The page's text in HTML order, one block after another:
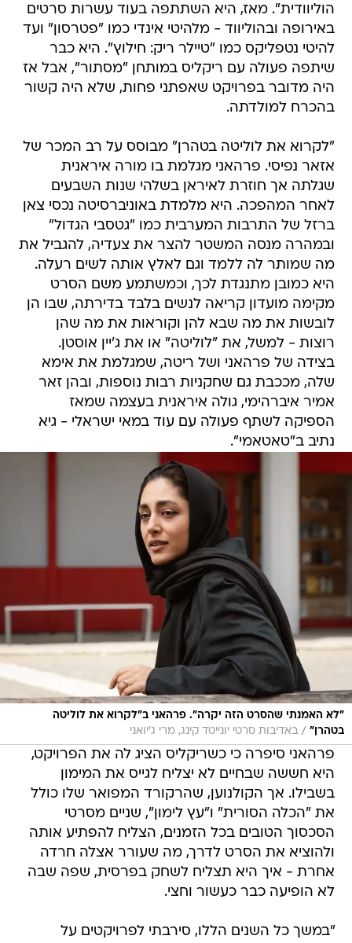
הוליוודית". מאז, היא השתתפה בעוד עשרות סרטים
באירופה ובהוליווד - מלהיטי אינדי כמו "פטרסון" ועד
להיטי נטפליקס כמו "טיילר ריק: חילוץ". היא כבר
שיתפה פעולה עם ריקליס במותחן "מסתור", אבל אז
היה מדובר בפרויקט שאפתני פחות, שלא היה קשור
בהכרח למולדתה.
"לקרוא את לוליטה בטהרן" מבוסס על רב המכר של
אזאר נפיסי. פרהאני מגלמת בו מורה איראנית
שגלתה אך חוזרת לאיראן בשלהי שנות השבעים
לאחר המהפכה. היא מלמדת באוניברסיטה נכסי צאן
ברזל של התרבות המערבית כמו "גטסבי הגדול"
ובמהרה מנסה המשטר להצר את צעדיה, להגביל את
מה שמותר לה ללמד וגם לאלץ אותה לשים רעלה.
היא כמובן מתנגדת לכך, וכמשתמע משם הסרט
מקימה מועדון קריאה לנשים בלבד בדירתה, שבו הן
לובשות את מה שבא להן וקוראות את מה שהן
רוצות - למשל, את "לוליטה" או את ג'יין אוסטן.
בצידה של פרהאני ושל ריטה, שמגלמת את אימא
שלה, מככבת גם שחקניות רבות נוספות, ובהן זאר
אמיר איברהימי, גולה איראנית בעצמה שמאז
הספיקה לשתף פעולה עם עוד במאי ישראלי - גיא
נתיב ב"טאטאמי".
"לא האמנתי שהסרט הזה יקרה". פרהאני ב"לקרוא את לוליטה
בטהרן" / באדיבות סרטי יונייטד קינג, מרי ג'יואני
פרהאני סיפרה כי כשריקליס הציג לה את הפרויקט,
היא חששה שבחיים לא יצליח לגייס את המימון
בשבילו. אך הקולנוען, שהרקורד המפואר שלו כולל
את "הכלה הסורית" ו"עץ לימון", שניים מסרטי
הסכסוך הטובים בכל הזמנים, הצליח להפתיע אותה
ולהוציא את הסרט לדרך, מה שעורר אצלה חרדה
אחרת - איך היא תצליח לשחק בפרסית, שפה שבה
לא הופיעה כבר כעשור וחצי.
"במשך כל השנים הללו, סירבתי לפרויקטים על